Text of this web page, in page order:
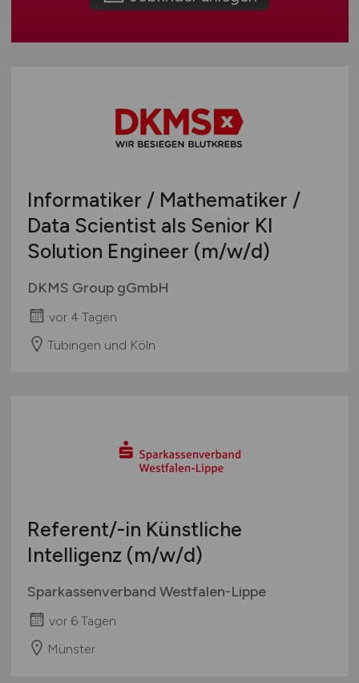
International
Informatiker / Mathematiker /
Data Scientist als Senior KI
Solution Engineer (m/w/d)
DKMS Group gGmbH
vor 4 Tagen
Tübingen und Köln
Referent/-in Künstliche
Intelligenz (m/w/d)
Sparkassenverband Westfalen-Lippe
vor 6 Tagen
Münster